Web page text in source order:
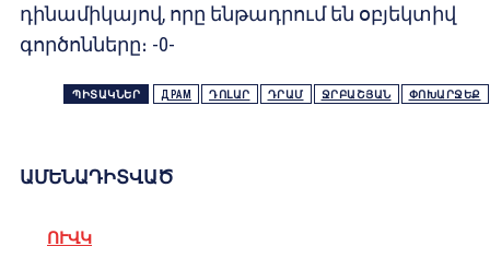
դինամիկայով, որը ենթադրում են օբյեկտիվ
գործոնները։ -0-
ՊԻՏԱԿՆԵՐ ДРАМ ԴՈԼԱՐ ԴՐԱՄ ՋՐԲԱՇՅԱՆ ՓՈԽԱՐՋԵՔ
ԱՄԵՆԱԴԻՏՎԱԾ
ՈՒՎԿ